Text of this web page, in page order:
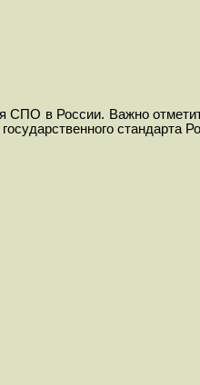
СПО в России. Важно
стандарта